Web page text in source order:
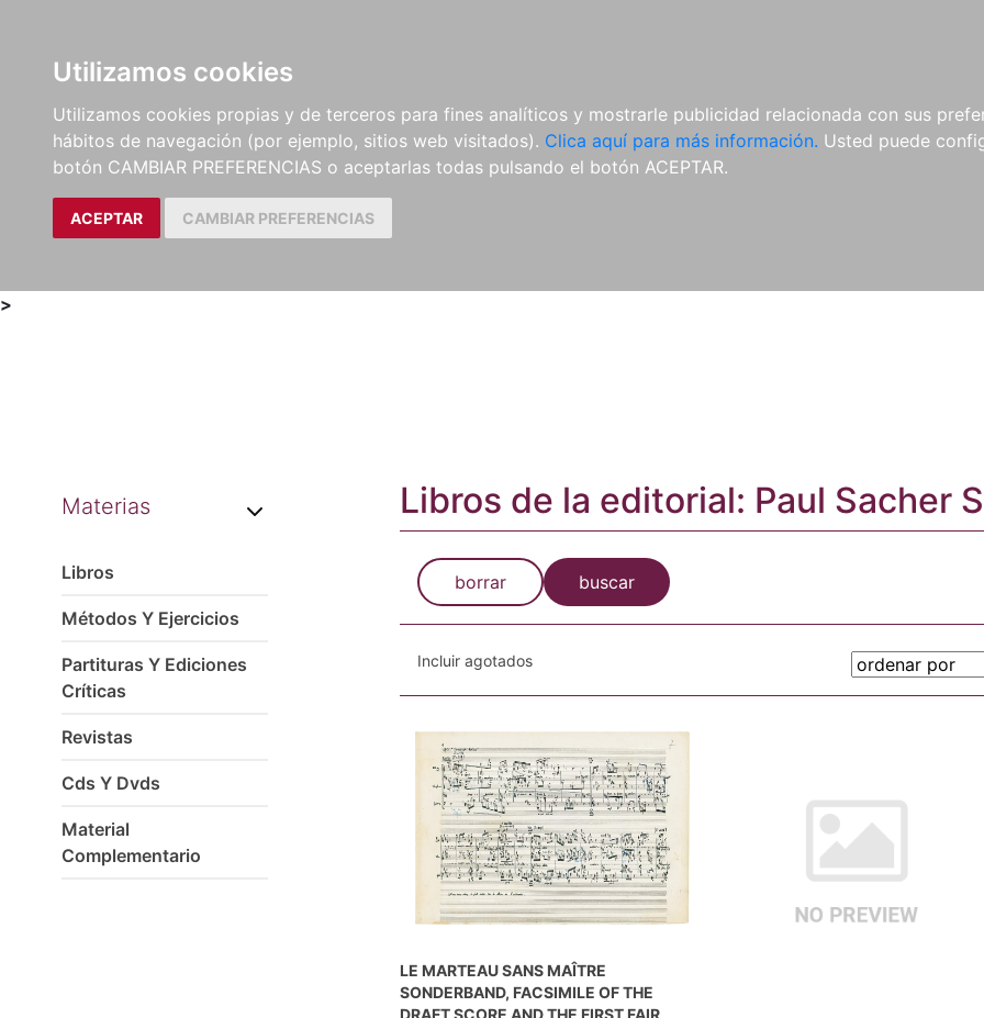
Utilizamos cookies
Utilizamos cookies propias y de terceros para fines analíticos y mostrarle publicidad relacionada con sus
hábitos de navegación (por ejemplo, sitios web visitados). Clica aquí para más información. Usted puede
botón CAMBIAR PREFERENCIAS o aceptarlas todas pulsando el botón ACEPTAR.
ACEPTAR CAMBIAR PREFERENCIAS
LIBROS
MÉTODOS Y
EJERCICIOS
PARTITURAS Y EDICIONES
CRÍTICAS
REVISTAS
CDS Y
DVDS
MATERIAL
COMPLEMENTARIO
>
Materias
Libros
Métodos Y Ejercicios
Partituras Y Ediciones
Críticas
Revistas
Cds Y Dvds
Material
Complementario
Libros de la editorial: Paul Sacher
borrar buscar
Incluir agotados
LE MARTEAU SANS MAÎTRE
SONDERBAND, FACSIMILE OF THE